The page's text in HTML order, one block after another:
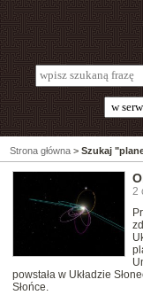
Strona główna > Szukaj
2
powstała w Układzie
Słońce.